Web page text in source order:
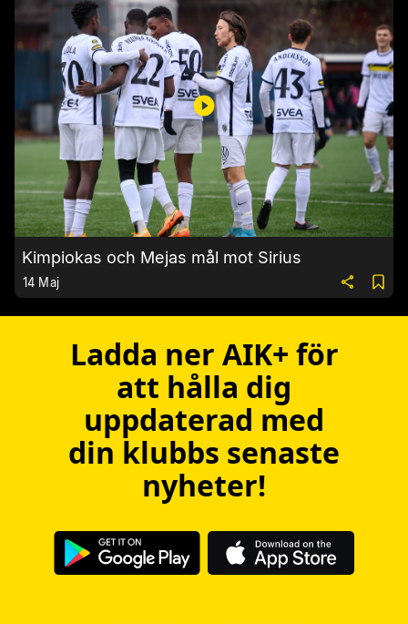
Kimpiokas och Mejas mål mot Sirius
14 Maj
Ladda ner AIK+ för
att hålla dig
uppdaterad med
din klubbs senaste
nyheter!